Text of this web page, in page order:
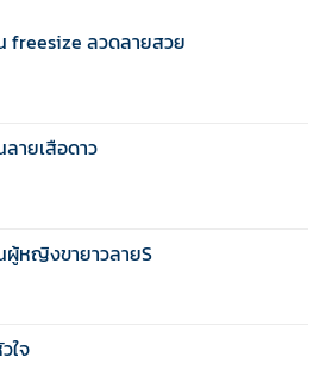
freesize ลวดลายสวย
ายเสือดาว
ผู้หญิงขายาวลายS
ใจ